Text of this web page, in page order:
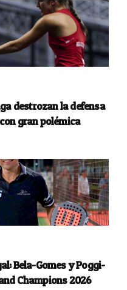
destrozan la defensa
gran polémica
Bela-Gomes y Poggi-
Champions 2026